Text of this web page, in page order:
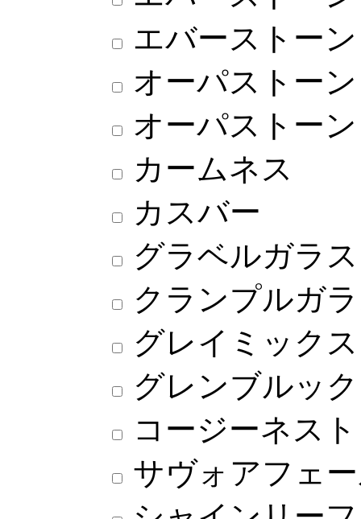
エバーストー
オーパストー
オーパストー
カームネス
カスバー
グラベルガラス
クランプルガ
グレイミックス
グレンブルック
コージーネスト
サヴォアフェ